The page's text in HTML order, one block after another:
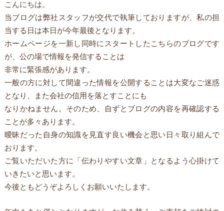
こんにちは。
当ブログは弊社スタッフが交代で執筆しておりますが、私の担
当する日は本日が今年最後となります。
ホームページを一新し同時にスタートしたこちらのブログです
が、公の場で情報を発信することは
非常に緊張感があります。
一般の方に対して間違った情報を公開することは大変なご迷惑
となり、
また会社の信用を落とすことにも
なりかねません。そのため、自ずとブログの内容を再確認する
ことが多々あります。
曖昧だった自身の知識を見直す良い機会と思い日々取り組んで
おります。
ご覧いただいた方に「伝わりやすい文章」となるよう心掛けて
いきたいと思います。
今後ともどうぞよろしくお願いいたします。